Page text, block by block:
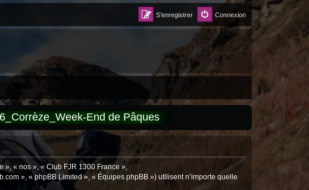
Connexion
S’enregistrer
End de Pâques
», « nos », « Club FJR 1300 France »,
», « phpBB Limited », « Équipes phpBB ») utilisent n’importe quelle